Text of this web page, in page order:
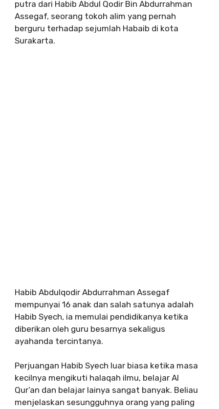
putra dari Habib Abdul Qodir Bin Abdurrahman
Assegaf, seorang tokoh alim yang pernah
berguru terhadap sejumlah Habaib di kota
Surakarta.
Habib Abdulqodir Abdurrahman Assegaf
mempunyai 16 anak dan salah satunya adalah
Habib Syech, ia memulai pendidikanya ketika
diberikan oleh guru besarnya sekaligus
ayahanda tercintanya.
Perjuangan Habib Syech luar biasa ketika masa
kecilnya mengikuti halaqah ilmu, belajar Al
Qur’an dan belajar lainya sangat banyak. Beliau
menjelaskan sesungguhnya orang yang paling